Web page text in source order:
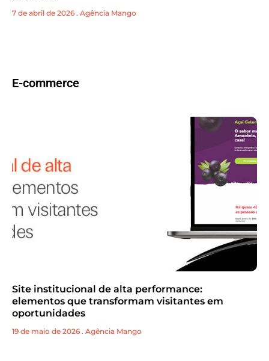
7 de abril de 2026 . Agência Mango
E-commerce
Site institucional de alta performance:
elementos que transformam visitantes em
oportunidades
19 de maio de 2026 . Agência Mango